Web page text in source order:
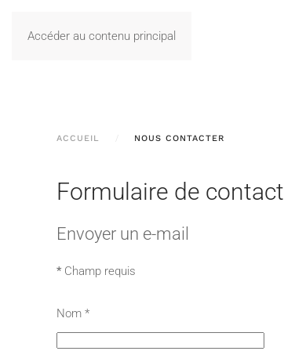
Accéder au contenu principal
ACCUEIL NOUS CONTACTER
Formulaire de contact
Envoyer un e-mail
* Champ requis
Nom *